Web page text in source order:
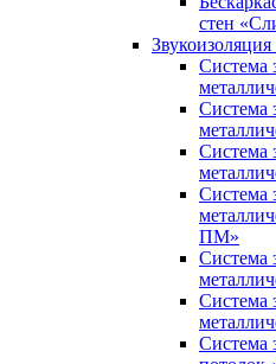
стен
Звукоизоляция
Система
Система
Система
Система
ПМ»
Система
Система
Система